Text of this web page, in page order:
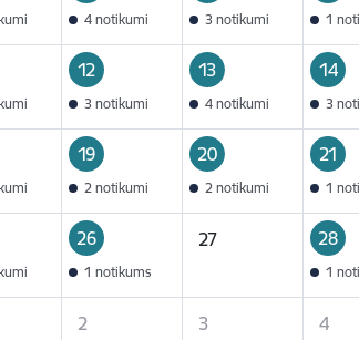
4 notikumi 3 notikumi 1
12
3 notikumi
13
4 notikumi
14
3
19
2 notikumi
20
2 notikumi
21
1
26
1 notikums
27 28
1
2 3 4